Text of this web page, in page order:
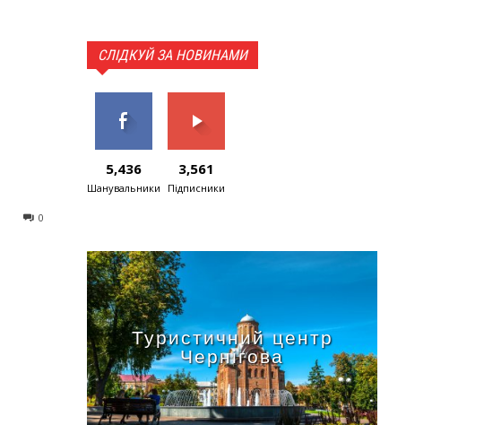
0
СЛІДКУЙ ЗА НОВИНАМИ
5,436
Шанувальники
3,561
Підписники
Туристичний центр
Чернігова